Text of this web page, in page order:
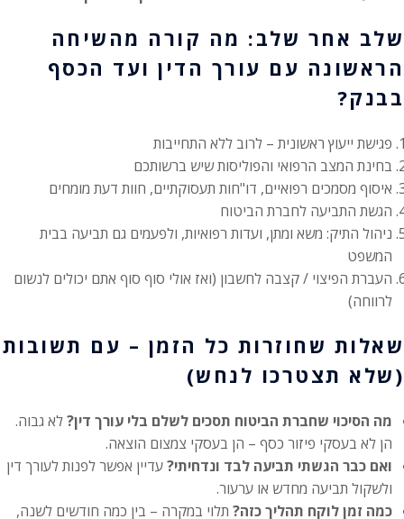
שלב אחר שלב: מה קורה מהשיחה
הראשונה עם עורך הדין ועד הכסף
בבנק?
פגישת ייעוץ ראשונית – לרוב ללא התחייבות
בחינת המצב הרפואי והפוליסות שיש ברשותכם
איסוף מסמכים רפואיים, דו"חות תעסוקתיים, חוות דעת מומחים
הגשת התביעה לחברת הביטוח
ניהול התיק: משא ומתן, ועדות רפואיות, ולפעמים גם תביעה בבית
המשפט
העברת הפיצוי / קצבה לחשבון (ואז אולי סוף סוף אתם יכולים לנשום
לרווחה)
שאלות שחוזרות כל הזמן – עם תשובות
(שלא תצטרכו לנחש)
מה הסיכוי שחברת הביטוח תסכים לשלם בלי עורך דין?לא גבוה.
הן לא בעסקי פיזור כסף – הן בעסקי צמצום הוצאה.
ואם כבר הגשתי תביעה לבד ונדחיתי?עדיין אפשר לפנות לעורך דין
ולשקול תביעה מחדש או ערעור.
כמה זמן לוקח תהליך כזה? תלוי במקרה – בין כמה חודשים לשנה,